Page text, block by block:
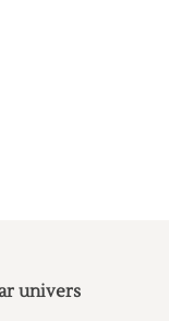
univers